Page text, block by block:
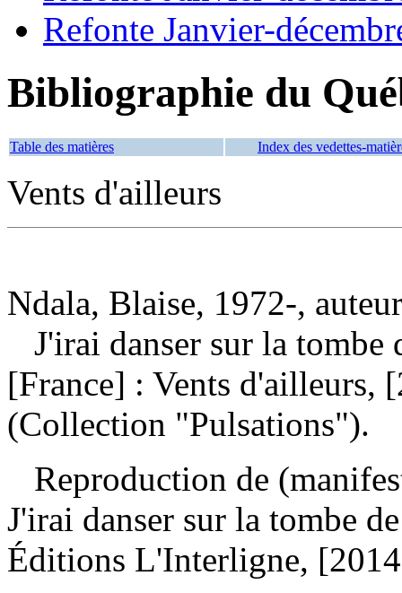
Refonte Janvier-
Bibliographie du
Table des matières Index des vedettes-
Vents d'ailleurs
Ndala, Blaise, 1972-, auteur
J'irai danser sur la tombe
[France] : Vents
(Collection "Pulsations").
Reproduction de
J'irai danser sur la tombe
Éditions L'Interligne,